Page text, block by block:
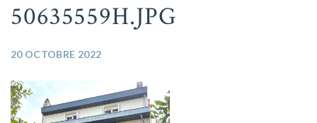
50635559H.JPG
20 OCTOBRE 2022